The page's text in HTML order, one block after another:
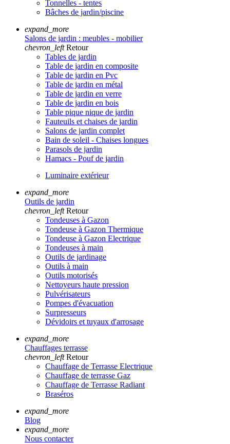
Tonnelles - tentes
Bâches de jardin/piscine
expand_more
Salons de jardin : meubles - mobilier
chevron_left Retour
Tables de jardin
Table de jardin en composite
Table de jardin en Pvc
Table de jardin en métal
Table de jardin en verre
Table de jardin en bois
Table pique nique de jardin
Fauteuils et chaises de jardin
Salons de jardin complet
Bain de soleil - Chaises longues
Parasols de jardin
Hamacs - Pouf de jardin
Luminaire extérieur
expand_more
Outils de jardin
chevron_left Retour
Tondeuses à Gazon
Tondeuse à Gazon Thermique
Tondeuse à Gazon Electrique
Tondeuses à main
Outils de jardinage
Outils à main
Outils motorisés
Nettoyeurs haute pression
Pulvérisateurs
Pompes d'évacuation
Surpresseurs
Dévidoirs et tuyaux d'arrosage
expand_more
Chauffages terrasse
chevron_left Retour
Chauffage de Terrasse Electrique
Chauffage de terrasse Gaz
Chauffage de Terrasse Radiant
Braséros
expand_more
Blog
expand_more
Nous contacter